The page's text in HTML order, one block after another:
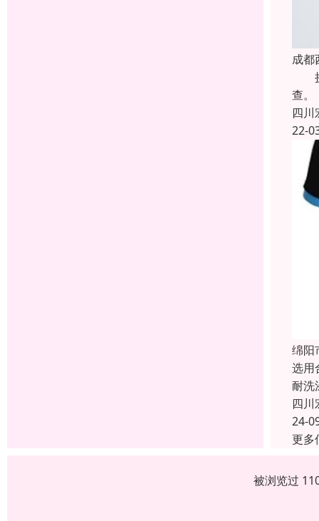
成都
挑
查
四川
22-
绵阳
选用
耐洗
四川
24-
更多
被浏览过